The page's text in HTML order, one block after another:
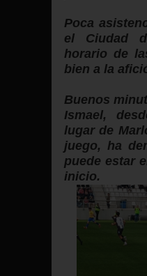
Poca
el Ciudad
horario de
bien a la
Buenos
Ismael,
lugar de
juego, ha
puede estar
inicio.